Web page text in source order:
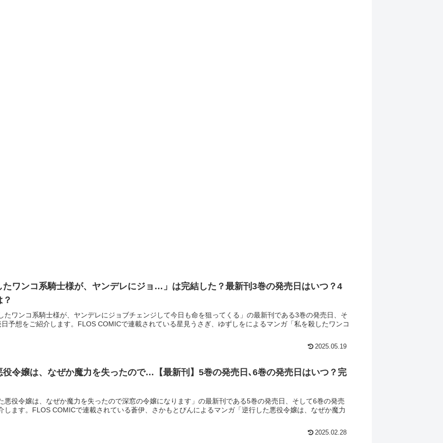
たワンコ系騎士様が、ヤンデレにジョ…」は完結した？最新刊3巻の発売日はいつ？4
たワンコ系騎士様が、ヤンデレにジョブチェンジして今日も命を狙ってくる」の最新刊である3巻の発売日、そ
日予想をご紹介します。FLOS COMICで連載されている星見うさぎ、ゆずしをによるマンガ「私を殺したワンコ
2025.05.19
役令嬢は、なぜか魔力を失ったので…【最新刊】5巻の発売日､6巻の発売日はいつ？完
悪役令嬢は、なぜか魔力を失ったので深窓の令嬢になります」の最新刊である5巻の発売日、そして6巻の発売
します。FLOS COMICで連載されている蒼伊、さかもとびんによるマンガ「逆行した悪役令嬢は、なぜか魔力
2025.02.28